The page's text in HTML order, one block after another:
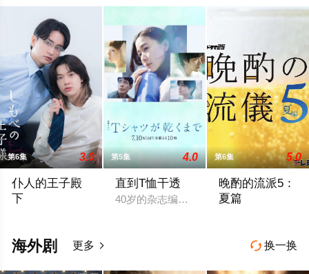
神瑛子
第6集 3.0
仆人的王子殿
下
第5集 4.0
直到T恤干透
40岁的杂志编辑咲子（苍井优 饰）原本
第6集 5.0
晚酌的流派5：
夏篇
 换一换
海外剧 更多 